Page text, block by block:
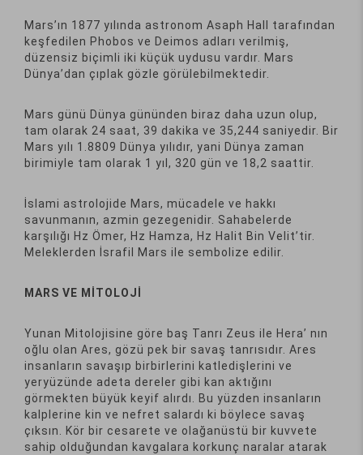
Mars’ın 1877 yılında astronom Asaph Hall tarafından
keşfedilen Phobos ve Deimos adları verilmiş,
düzensiz biçimli iki küçük uydusu vardır. Mars
Dünya’dan çıplak gözle görülebilmektedir.
Mars günü Dünya gününden biraz daha uzun olup,
tam olarak 24 saat, 39 dakika ve 35,244 saniyedir. Bir
Mars yılı 1.8809 Dünya yılıdır, yani Dünya zaman
birimiyle tam olarak 1 yıl, 320 gün ve 18,2 saattir.
İslami astrolojide Mars, mücadele ve hakkı
savunmanın, azmin gezegenidir. Sahabelerde
karşılığı Hz Ömer, Hz Hamza, Hz Halit Bin Velit’tir.
Meleklerden İsrafil Mars ile sembolize edilir.
MARS VE MİTOLOJİ
Yunan Mitolojisine göre baş Tanrı Zeus ile Hera’ nın
oğlu olan Ares, gözü pek bir savaş tanrısıdır. Ares
insanların savaşıp birbirlerini katledişlerini ve
yeryüzünde adeta dereler gibi kan aktığını
görmekten büyük keyif alırdı. Bu yüzden insanların
kalplerine kin ve nefret salardı ki böylece savaş
çıksın. Kör bir cesarete ve olağanüstü bir kuvvete
sahip olduğundan kavgalara korkunç naralar atarak